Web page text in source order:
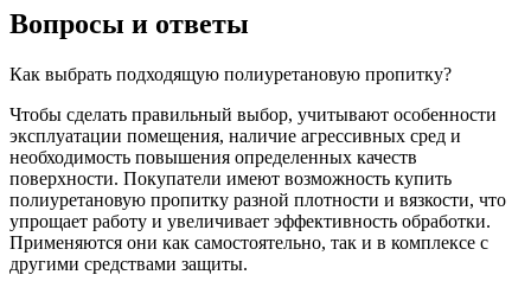
Вопросы и ответы
Как выбрать подходящую полиуретановую пропитку?
Чтобы сделать правильный выбор, учитывают особенности
эксплуатации помещения, наличие агрессивных сред и
необходимость повышения определенных качеств
поверхности. Покупатели имеют возможность купить
полиуретановую пропитку разной плотности и вязкости, что
упрощает работу и увеличивает эффективность обработки.
Применяются они как самостоятельно, так и в комплексе с
другими средствами защиты.